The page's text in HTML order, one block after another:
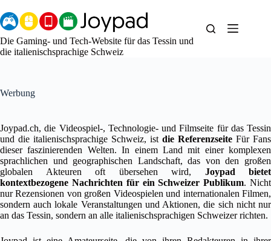
Inhalt
springen
Die Gaming- und Tech-Website für das Tessin und
die italienischsprachige Schweiz
Werbung
Joypad.ch, die Videospiel-, Technologie- und Filmseite für das Tessin
und die italienischsprachige Schweiz, ist die Referenzseite Für Fans
dieser faszinierenden Welten. In einem Land mit einer komplexen
sprachlichen und geographischen Landschaft, das von den großen
globalen Akteuren oft übersehen wird, Joypad bietet
kontextbezogene Nachrichten für ein Schweizer Publikum. Nicht
nur Rezensionen von großen Videospielen und internationalen Filmen,
sondern auch lokale Veranstaltungen und Aktionen, die sich nicht nur
an das Tessin, sondern an alle italienischsprachigen Schweizer richten.